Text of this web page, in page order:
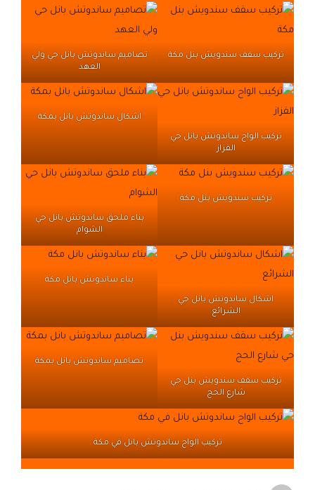
تركيب سقف سندويش بنل مكة
تصاميم ساندوتش بانل حي ولي
العهد
تركيب الواح ساندوتش بانل حي
القزاز
اشكال ساندوتش بانل بمكة
تركيب سندويش بنل مكة
بناء ملحق ساندوتش بانل حي
الشوام
اشكال ساندوتش بانل حي
الشرائع
بناء ساندوتش بانل مكة
تركيب سقف سندويش بنل حي
شارع الحج
تصاميم ساندوتش بانل بمكة
تركيب الواح ساندوتش بانل في مكة